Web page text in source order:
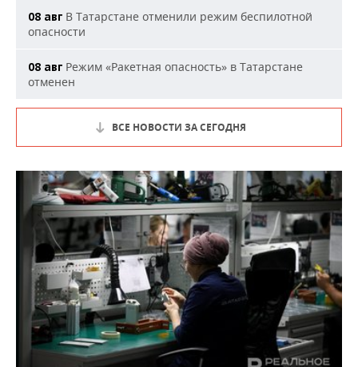
08 авг В Татарстане отменили режим беспилотной
опасности
08 авг Режим «Ракетная опасность» в Татарстане
отменен
ВСЕ НОВОСТИ ЗА СЕГОДНЯ